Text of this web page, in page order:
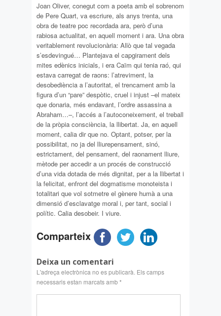
Joan Oliver, conegut com a poeta amb el sobrenom
de Pere Quart, va escriure, als anys trenta, una
obra de teatre poc recordada ara, però d’una
rabiosa actualitat, en aquell moment i ara. Una obra
veritablement revolucionària: Allò que tal vegada
s’esdevingué… Plantejava el capgirament dels
mites edènics inicials, i era Caïm qui tenia raó, qui
estava carregat de raons: l’atreviment, la
desobediència a l’autoritat, el trencament amb la
figura d’un “pare” despòtic, cruel i injust –el mateix
que donaria, més endavant, l’ordre assassina a
Abraham…–, l’accés a l’autoconeixement, el treball
de la pròpia consciència, la llibertat. Ja, en aquell
moment, calia dir que no. Optant, potser, per la
possibilitat, no ja del lliurepensament, sinó,
estrictament, del pensament, del raonament lliure,
mètode per accedir a un procés de construcció
d’una vida dotada de més dignitat, per a la llibertat i
la felicitat, enfront del dogmatisme monoteista i
totalitari que vol sotmetre el gènere humà a una
dimensió d’esclavatge moral i, per tant, social i
polític. Calia desobeir. I viure.
Comparteix
Deixa un comentari
L'adreça electrònica no es publicarà. Els camps
necessaris estan marcats amb*